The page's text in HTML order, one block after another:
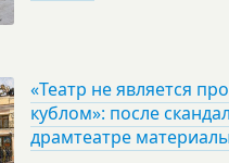
«Театр не является
кублом»: после
драмтеатре